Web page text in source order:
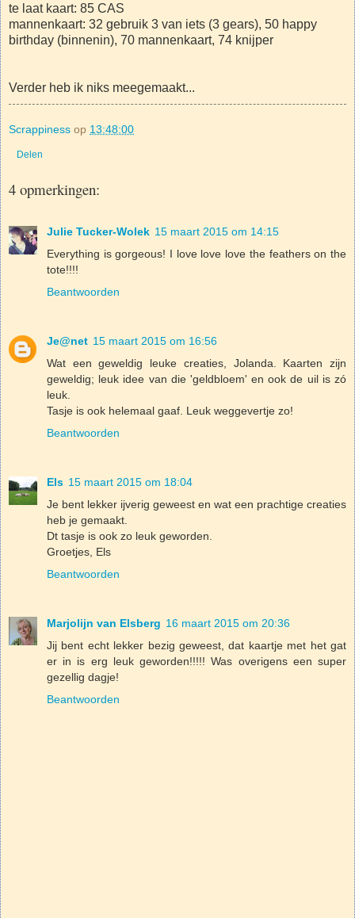
te laat kaart: 85 CAS
mannenkaart: 32 gebruik 3 van iets (3 gears), 50 happy
birthday (binnenin), 70 mannenkaart, 74 knijper
Verder heb ik niks meegemaakt...
Scrappiness op 13:48:00
Delen
4 opmerkingen:
Julie Tucker-Wolek 15 maart 2015 om 14:15
Everything is gorgeous! I love love love the feathers on the
tote!!!!
Beantwoorden
Je@net 15 maart 2015 om 16:56
Wat een geweldig leuke creaties, Jolanda. Kaarten zijn
geweldig; leuk idee van die 'geldbloem' en ook de uil is zó
leuk.
Tasje is ook helemaal gaaf. Leuk weggevertje zo!
Beantwoorden
Els 15 maart 2015 om 18:04
Je bent lekker ijverig geweest en wat een prachtige creaties
heb je gemaakt.
Dt tasje is ook zo leuk geworden.
Groetjes, Els
Beantwoorden
Marjolijn van Elsberg 16 maart 2015 om 20:36
Jij bent echt lekker bezig geweest, dat kaartje met het gat
er in is erg leuk geworden!!!!! Was overigens een super
gezellig dagje!
Beantwoorden